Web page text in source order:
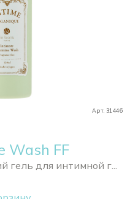
Арт. 31446
Wash FF
для интимной г...